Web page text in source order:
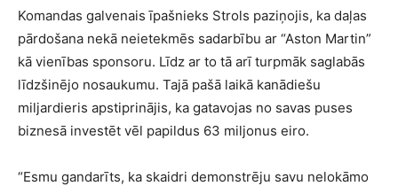
Komandas galvenais īpašnieks Strols paziņojis, ka daļas
pārdošana nekā neietekmēs sadarbību ar “Aston Martin”
kā vienības sponsoru. Līdz ar to tā arī turpmāk saglabās
līdzšinējo nosaukumu. Tajā pašā laikā kanādiešu
miljardieris apstiprinājis, ka gatavojas no savas puses
biznesā investēt vēl papildus 63 miljonus eiro.
“Esmu gandarīts, ka skaidri demonstrēju savu nelokāmo